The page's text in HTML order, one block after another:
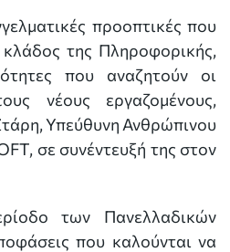
προοπτικές που
της Πληροφορικής,
που αναζητούν οι
νέους εργαζομένους,
Υπεύθυνη Ανθρώπινου
σε συνέντευξή της στον
των Πανελλαδικών
που καλούνται να